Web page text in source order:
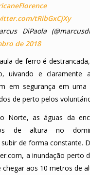
tRibGxCjXy
DiPaola
de 2018
de ferro é
uivando e claramente
em segurança em uma
de perto pelos
Norte, as águas da
de altura no
de forma constante.
a inundação perto
chegar aos 10 metros de